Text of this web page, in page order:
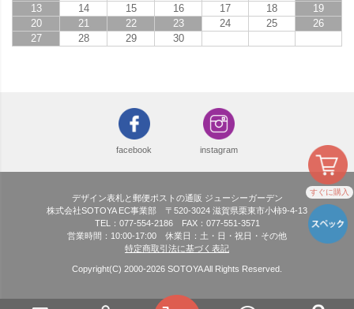
すぐに購入
13
14 15 16 17 18
19
20
21 22 23 24 25
26
27
28 29 30
facebook instagram
デザイン表札と郵便ポストの通販 ジューシーガーデン
株式会社SOTOYA EC事業部 〒520-3024 滋賀県栗東市小柿9-4-13
TEL：077-554-2186 FAX：077-551-3571
営業時間：10:00-17:00 休業日：土・日・祝日・その他
特定商取引法に基づく表記
Copyright(C) 2000-2026 SOTOYA All Rights Reserved.